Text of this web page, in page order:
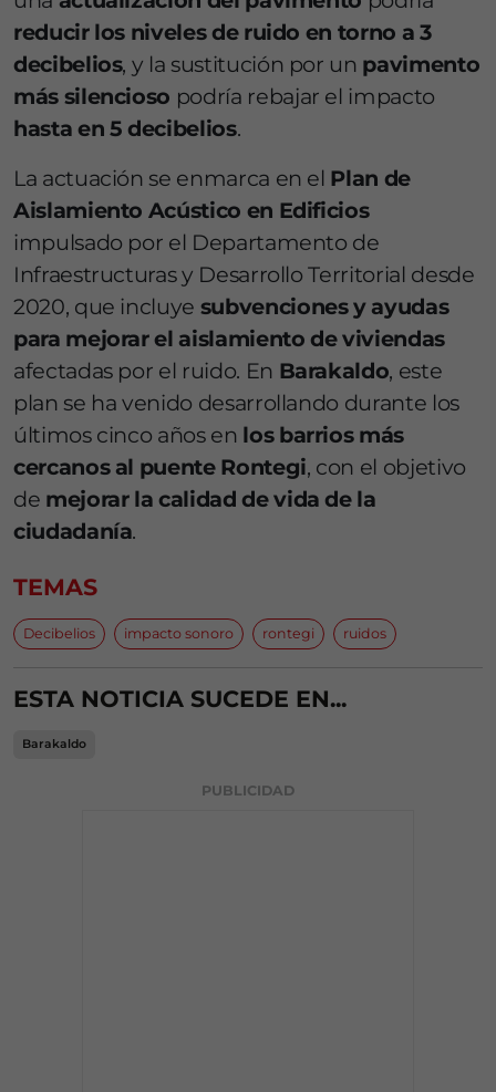
reducir los niveles de ruido en torno a 3
decibelios, y la sustitución por un pavimento
más silencioso podría rebajar el impacto
hasta en 5 decibelios.
La actuación se enmarca en el Plan de
Aislamiento Acústico en Edificios
impulsado por el Departamento de
Infraestructuras y Desarrollo Territorial desde
2020, que incluye subvenciones y ayudas
para mejorar el aislamiento de viviendas
afectadas por el ruido. En Barakaldo, este
plan se ha venido desarrollando durante los
últimos cinco años en los barrios más
cercanos al puente Rontegi, con el objetivo
de mejorar la calidad de vida de la
ciudadanía.
TEMAS
Decibelios impacto sonoro rontegi ruidos
ESTA NOTICIA SUCEDE EN...
Barakaldo
PUBLICIDAD